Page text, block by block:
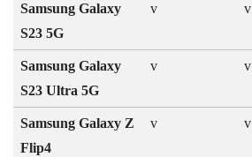
Samsung Galaxy
S23 5G
v v
Samsung Galaxy
S23 Ultra 5G
v v
Samsung Galaxy Z
Flip4
v v